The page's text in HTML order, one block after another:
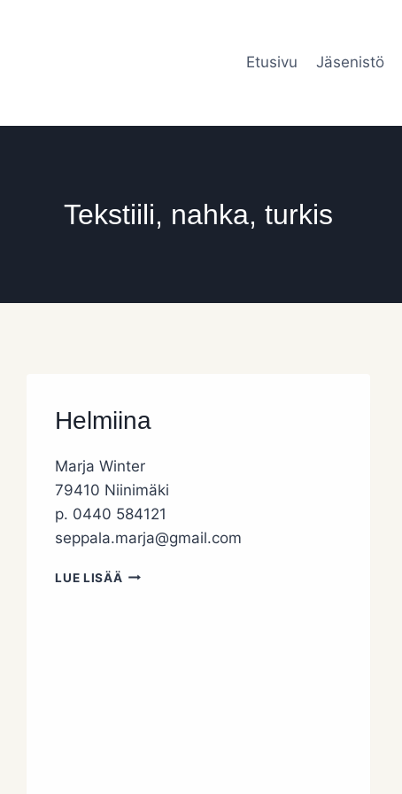
Etusivu
Jäsenistö
Tekstiili, nahka, turkis
Helmiina
Marja Winter
79410 Niinimäki
p. 0440 584121
seppala.marja@gmail.com
LUE LISÄÄ HELMIINA